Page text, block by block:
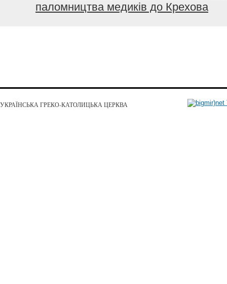
паломництва медиків до Крехова
УКРАЇНСЬКА ГРЕКО-КАТОЛИЦЬКА ЦЕРКВА